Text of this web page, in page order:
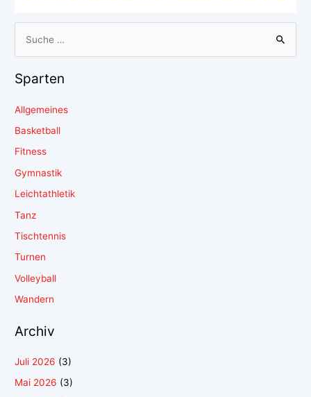
Sparten
Allgemeines
Basketball
Fitness
Gymnastik
Leichtathletik
Tanz
Tischtennis
Turnen
Volleyball
Wandern
Archiv
Juli 2026 (3)
Mai 2026 (3)